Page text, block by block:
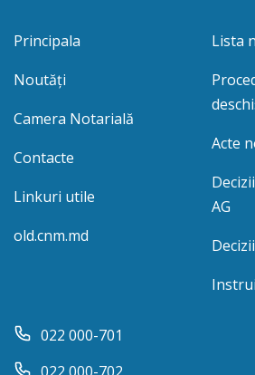
Principala
Noutăți
Camera Notarială
Contacte
Linkuri utile
old.cnm.md
Lista
Acte
AG
022 000-701